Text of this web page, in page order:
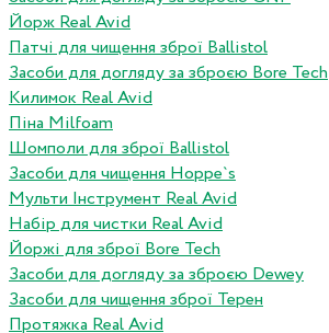
Йорж Real Avid
Патчі для чищення зброї Ballistol
Засоби для догляду за зброєю Bore Tech
Килимок Real Avid
Піна Milfoam
Шомполи для зброї Ballistol
Засоби для чищення Hoppe`s
Мульти Інструмент Real Avid
Набір для чистки Real Avid
Йоржі для зброї Bore Tech
Засоби для догляду за зброєю Dewey
Засоби для чищення зброї Терен
Протяжка Real Avid